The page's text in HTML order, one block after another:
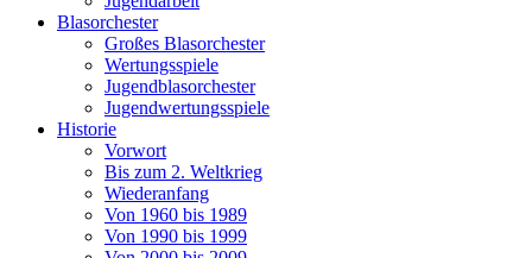
Blasorchester
Großes Blasorchester
Wertungsspiele
Jugendblasorchester
Jugendwertungsspiele
Historie
Vorwort
Bis zum 2. Weltkrieg
Wiederanfang
Von 1960 bis 1989
Von 1990 bis 1999